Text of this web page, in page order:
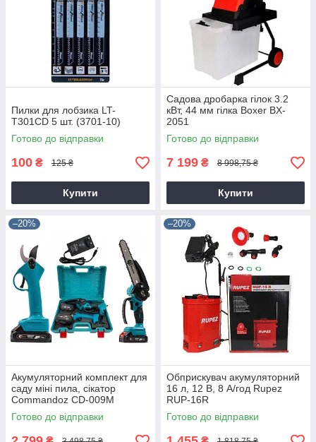
Пилки для лобзика LT-
T301CD 5 шт. (3701-10)
Готово до відправки
100 ₴ 125 ₴
Купити
Садова дробарка гілок 3.2
кВт, 44 мм гілка Boxer BX-
2051
Готово до відправки
7 199 ₴ 8 998,75 ₴
Купити
–20%
Акумуляторний комплект для
саду міні пила, сікатор
Commandoz CD-009M
Готово до відправки
–20%
Обприскувач акумуляторний
16 л, 12 В, 8 А/год Rupez
RUP-16R
Готово до відправки